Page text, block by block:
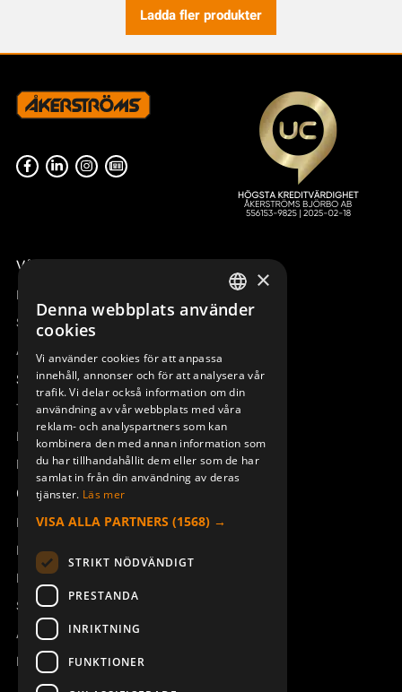
VRED SW 151003
821617-000
SKYDDSKÅPA
CHASSIKONTAKT
KABELSTYR
943557-000
GUMMIHÄTTA KIT SILIKON
944280-001
ALUMINIUMRÖR DISPLAY
UNDRE M-M500
938776-001
ALUMINIUMRÖR DISPLAY
ÖVRE M-M500
938776-000
Ladda fler produkter
Våra radiostyrningar – översikt
Remotus
Sesam
Access_Ctrl
Support
Teknisk support
Boka service
Manualer och videoinstruktioner
Om Åkerströms
Kontakt
Nyheter
Pressrum
Säkerhet och direktiv
Allmänna villkor
REACH
SWEDISH
DEUTSCH
×
Denna webbplats använder
cookies
Vi använder cookies för att anpassa
innehåll, annonser och för att analysera vår
trafik. Vi delar också information om din
användning av vår webbplats med våra
reklam- och analyspartners som kan
kombinera den med annan information som
du har tillhandahållit dem eller som de har
samlat in från din användning av deras
tjänster. Läs mer
VISA ALLA PARTNERS (1568) →
STRIKT NÖDVÄNDIGT
PRESTANDA
INRIKTNING
FUNKTIONER